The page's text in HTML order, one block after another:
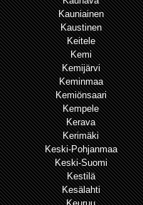
Kauniainen
Kaustinen
Keitele
Kemi
Kemijärvi
Keminmaa
Kemiönsaari
Kempele
Kerava
Kerimäki
Keski-Pohjanmaa
Keski-Suomi
Kestilä
Kesälahti